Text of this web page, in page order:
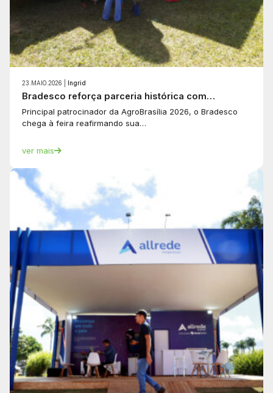
23.MAIO.2026 | Ingrid
Bradesco reforça parceria histórica com…
Principal patrocinador da AgroBrasília 2026, o Bradesco
chega à feira reafirmando sua…
ver mais